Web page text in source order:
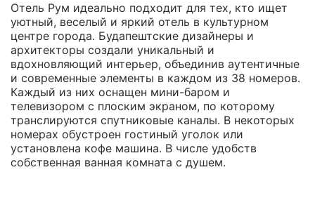
Отель Рум идеально подходит для тех, кто ищет
уютный, веселый и яркий отель в культурном
центре города. Будапештские дизайнеры и
архитекторы создали уникальный и
вдохновляющий интерьер, объединив аутентичные
и современные элементы в каждом из 38 номеров.
Каждый из них оснащен мини-баром и
телевизором с плоским экраном, по которому
транслируются спутниковые каналы. В некоторых
номерах обустроен гостиный уголок или
установлена кофе машина. В числе удобств
собственная ванная комната с душем.